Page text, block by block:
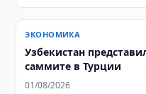
ЭКОНОМИКА
Узбекистан
саммите в Турции
01/08/2026